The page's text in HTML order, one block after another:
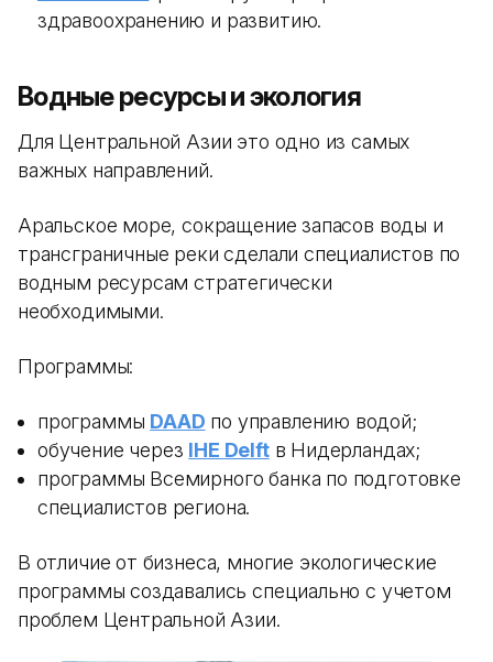
здравоохранению и развитию.
Водные ресурсы и экология
Для Центральной Азии это одно из самых
важных направлений.
Аральское море, сокращение запасов воды и
трансграничные реки сделали специалистов по
водным ресурсам стратегически
необходимыми.
Программы:
программы DAAD по управлению водой;
обучение через IHE Delftв Нидерландах;
программы Всемирного банка по подготовке
специалистов региона.
В отличие от бизнеса, многие экологические
программы создавались специально с учетом
проблем Центральной Азии.